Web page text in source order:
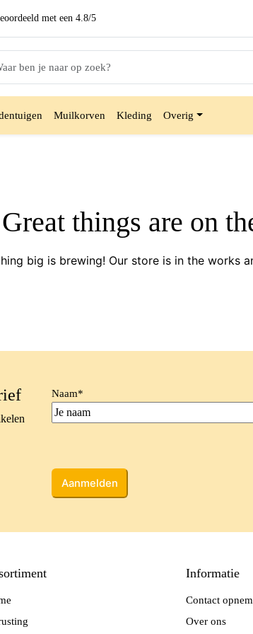
met een 4.8/5
Muilkorven Kleding Overig
Great things are on
big is brewing! Our store is in the works
Naam*
Informatie
Contact
Over ons